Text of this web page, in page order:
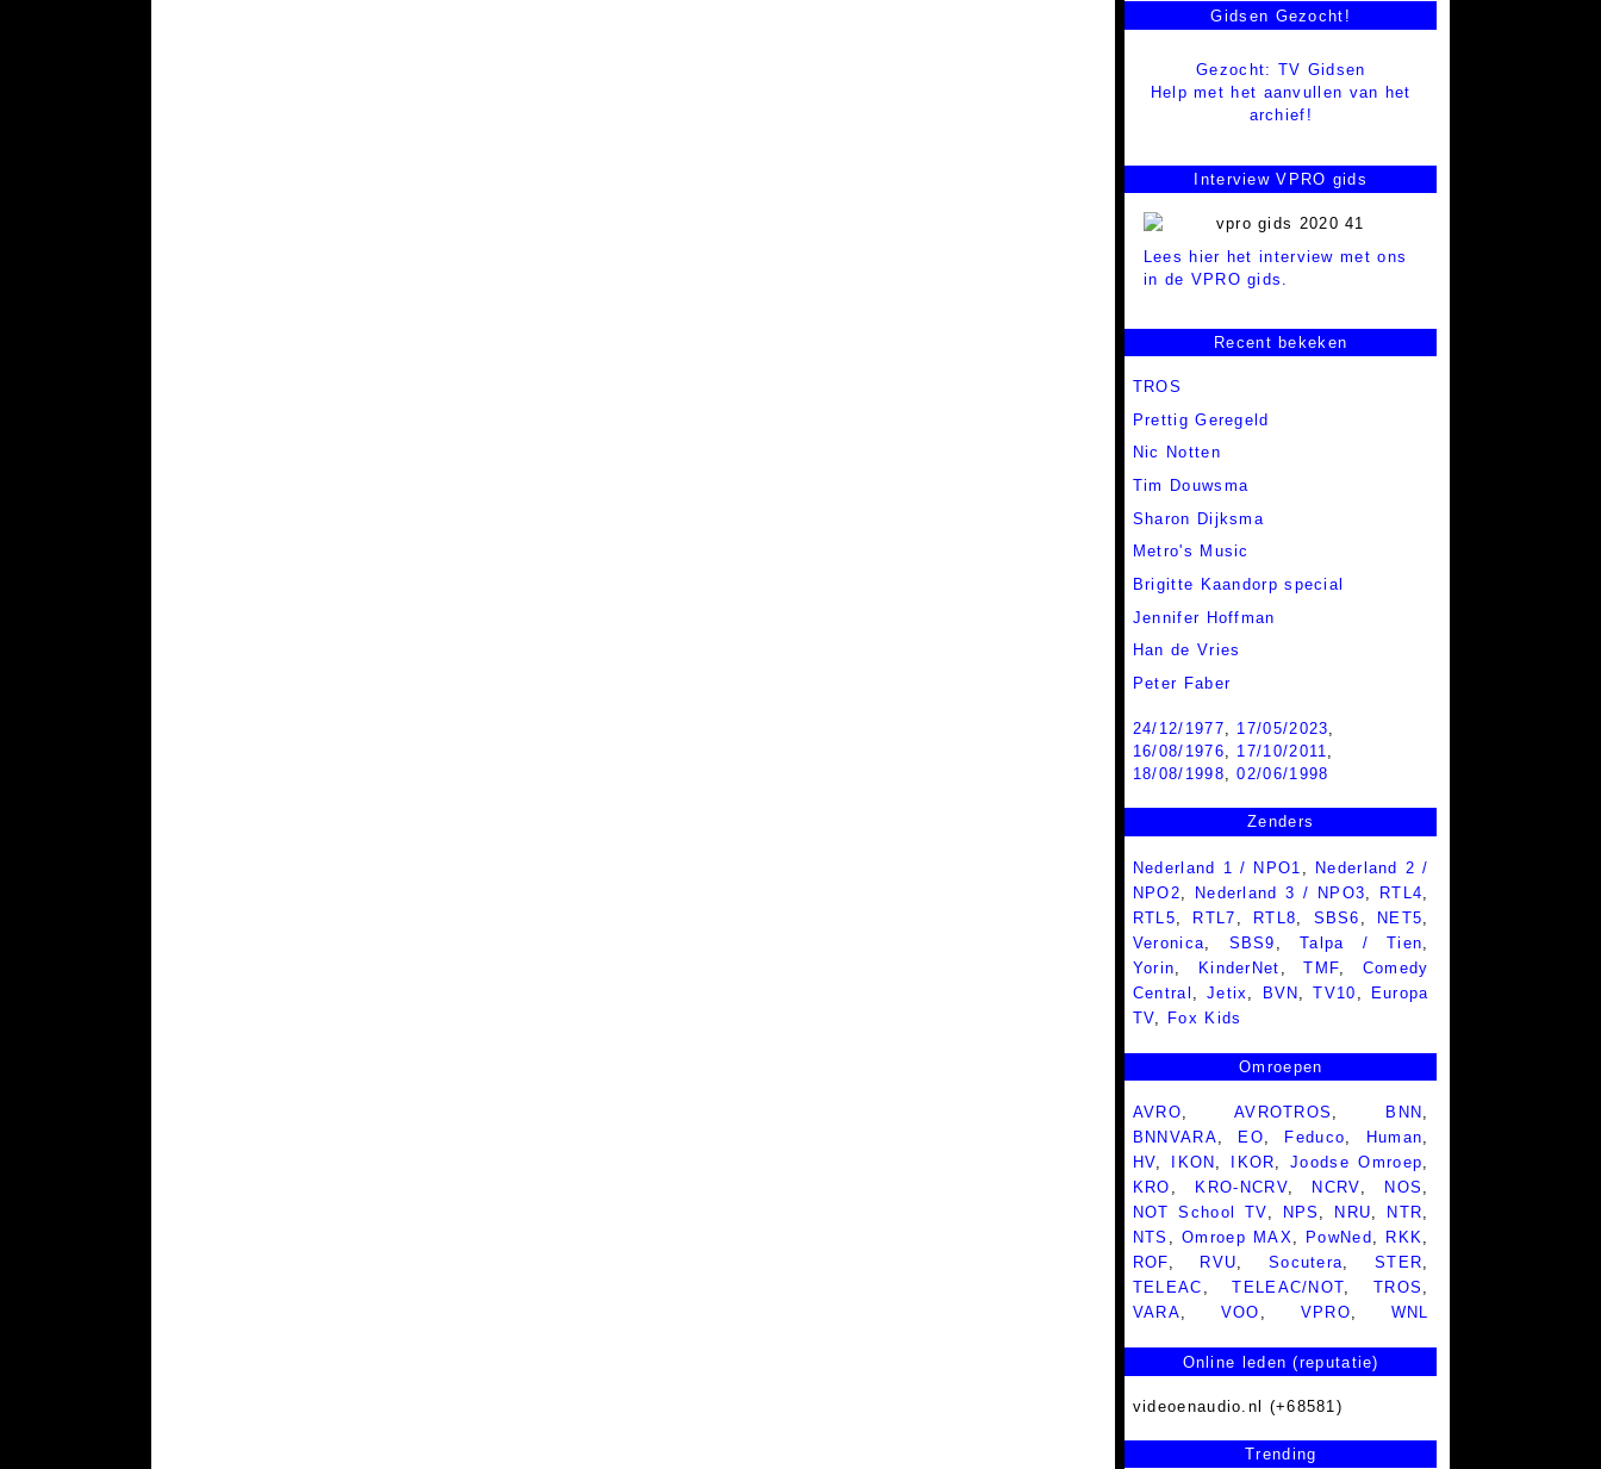
Gidsen Gezocht!
Gezocht: TV Gidsen
Help met het aanvullen van het
archief!
Interview VPRO gids
Lees hier het interview met ons
in de VPRO gids.
Recent bekeken
TROS
Prettig Geregeld
Nic Notten
Tim Douwsma
Sharon Dijksma
Metro's Music
Brigitte Kaandorp special
Jennifer Hoffman
Han de Vries
Peter Faber
24/12/1977, 17/05/2023,
16/08/1976, 17/10/2011,
18/08/1998,02/06/1998
Zenders
Nederland 1 / NPO1
Nederland 2 /
NPO2
Nederland 3 / NPO3 RTL4
RTL5
RTL7 RTL8 SBS6 NET5
Veronica
SBS9 ,Talpa / Tien
Yorin
KinderNet ,TMF
Comedy
Central
Jetix BVN ,TV10
Europa
TV
Fox Kids
Omroepen
AVRO, AVROTROS , BNN ,
BNNVARA, EO, Feduco, Human,
HV, IKON , IKOR,Joodse Omroep,
KRO , KRO-NCRV, NCRV, NOS ,
NOT School TV, NPS , NRU, NTR,
NTS ,Omroep MAX, PowNed , RKK,
ROF, RVU, Socutera,STER,
TELEAC ,TELEAC/NOT,TROS ,
VARA, VOO , VPRO, WNL
Online leden (reputatie)
videoenaudio.nl (+68581)
Trending